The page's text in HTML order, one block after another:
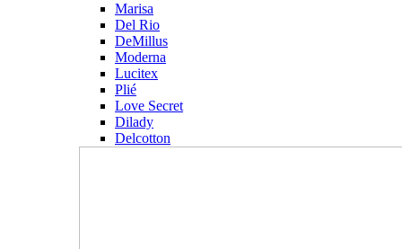
Marisa
Del Rio
DeMillus
Moderna
Lucitex
Plié
Love Secret
Dilady
Delcotton